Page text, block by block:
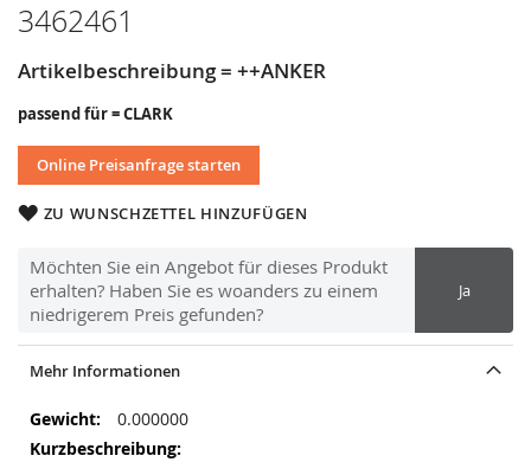
3462461
Artikelbeschreibung = ++ANKER
passend für = CLARK
Online Preisanfrage starten
ZU WUNSCHZETTEL HINZUFÜGEN
Möchten Sie ein Angebot für dieses Produkt
erhalten? Haben Sie es woanders zu einem
niedrigerem Preis gefunden?
Ja
Bildergalerie
Mehr Informationen
Mehr
Informationen
0.000000